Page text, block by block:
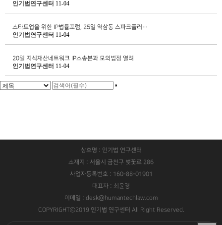
인기법연구센터 11-04
스타트업을 위한 IP법률포럼, 25일 역삼동 스파크플러…
인기법연구센터 11-04
20일 지식재산네트워크 IP소송분과 모의법정 열려
인기법연구센터 11-04
상호명 : 인기법 연구센터
소재지 : 서울시 금천구 벚꽃로 286
사업자등록번호 : 160-88-01901
대표자 : 최윤경
이메일 : desk@humantechlaw.com
COPYRIGHTⓒ2019 인기법 연구센터 All Right Reserved.